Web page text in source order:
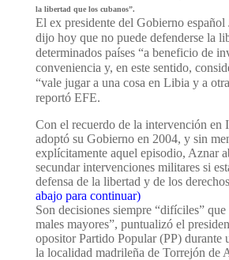
la libertad que los cubanos”.
El ex presidente del Gobierno
dijo hoy que no puede defenderse la
determinados países “a beneficio de
conveniencia y, en este sentido,
“vale jugar a una cosa en Libia y a
reportó EFE.
Con el recuerdo de la intervención en
adoptó su Gobierno en 2004, y sin
explícitamente aquel episodio, Aznar
secundar intervenciones militares si
defensa de la libertad y de los
abajo para continuar)
Son decisiones siempre “difíciles”
males mayores”, puntualizó el
opositor Partido Popular (PP) durante
la localidad madrileña de Torrejón de